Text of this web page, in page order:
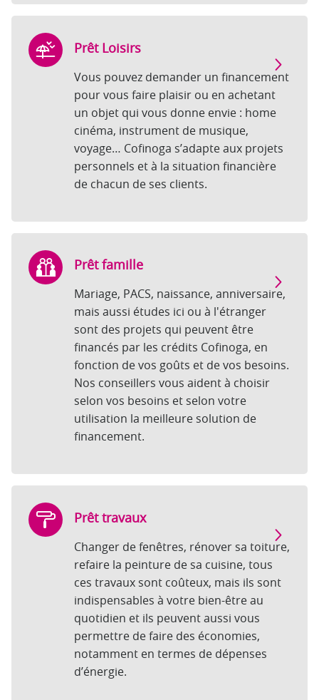
Prêt Loisirs
Vous pouvez demander un financement
pour vous faire plaisir ou en achetant
un objet qui vous donne envie : home
cinéma, instrument de musique,
voyage… Cofinoga s’adapte aux projets
personnels et à la situation financière
de chacun de ses clients.
Prêt famille
Mariage, PACS, naissance, anniversaire,
mais aussi études ici ou à l'étranger
sont des projets qui peuvent être
financés par les crédits Cofinoga, en
fonction de vos goûts et de vos besoins.
Nos conseillers vous aident à choisir
selon vos besoins et selon votre
utilisation la meilleure solution de
financement.
Prêt travaux
Changer de fenêtres, rénover sa toiture,
refaire la peinture de sa cuisine, tous
ces travaux sont coûteux, mais ils sont
indispensables à votre bien-être au
quotidien et ils peuvent aussi vous
permettre de faire des économies,
notamment en termes de dépenses
d’énergie.